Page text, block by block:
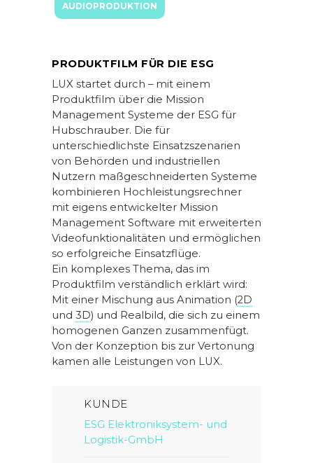
AUDIOPRODUKTION
PRODUKTFILM FÜR DIE ESG
LUX startet durch – mit einem
Produktfilm über die Mission
Management Systeme der ESG für
Hubschrauber. Die für
unterschiedlichste Einsatzszenarien
von Behörden und industriellen
Nutzern maßgeschneiderten Systeme
kombinieren Hochleistungsrechner
mit eigens entwickelter Mission
Management Software mit erweiterten
Videofunktionalitäten und ermöglichen
so erfolgreiche Einsatzflüge.
Ein komplexes Thema, das im
Produktfilm verständlich erklärt wird:
Mit einer Mischung aus Animation (2D
und 3D) und Realbild, die sich zu einem
homogenen Ganzen zusammenfügt.
Von der Konzeption bis zur Vertonung
kamen alle Leistungen von LUX.
KUNDE
ESG Elektroniksystem- und
Logistik-GmbH